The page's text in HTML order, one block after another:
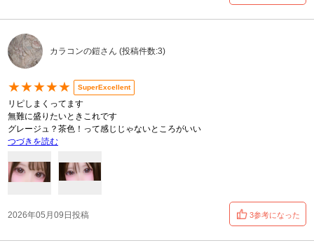
カラコンの鎧さん (投稿件数:3)
★★★★★ SuperExcellent
リピしまくってます
無難に盛りたいときこれです
グレージュ？茶色！って感じじゃないところがいい
つづきを読む
2026年05月09日投稿 3参考になった